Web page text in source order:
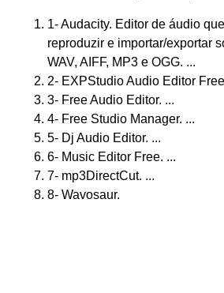
1- Audacity. Editor de áudio
reproduzir e importar/exportar
WAV, AIFF, MP3 e OGG. ...
2- EXPStudio Audio Editor
3- Free Audio Editor. ...
4- Free Studio Manager. ...
5- Dj Audio Editor. ...
6- Music Editor Free. ...
7- mp3DirectCut. ...
8- Wavosaur.